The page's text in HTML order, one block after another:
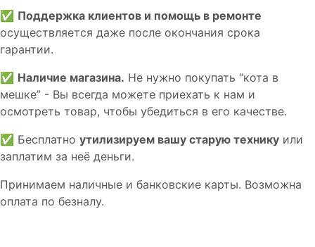
✅ Поддержка клиентов и помощь в ремонте
осуществляется даже после окончания срока
гарантии.
✅ Наличие магазина. Не нужно покупать “кота в
мешке” - Вы всегда можете приехать к нам и
осмотреть товар, чтобы убедиться в его качестве.
✅ Бесплатно утилизируем вашу старую технику или
заплатим за неё деньги.
Принимаем наличные и банковские карты. Возможна
оплата по безналу.